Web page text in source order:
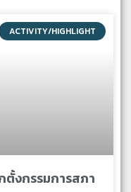
ACTIVITY/HIGHLIGHT
ตั้งกรรมการสภา